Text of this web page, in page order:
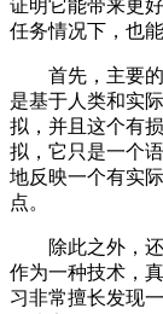
证明它能带来更
任务情况下，也
首先，主要的
是基于人类和实
拟，并且这个有
拟，它只是一个
地反映一个有实
点。
除此之外，还
作为一种技术，
习非常擅长发现